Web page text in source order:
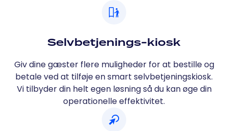
Selvbetjenings-kiosk
Giv dine gæster flere muligheder for at bestille og
betale ved at tilføje en smart selvbetjeningskiosk.
Vi tilbyder din helt egen løsning så du kan øge din
operationelle effektivitet.